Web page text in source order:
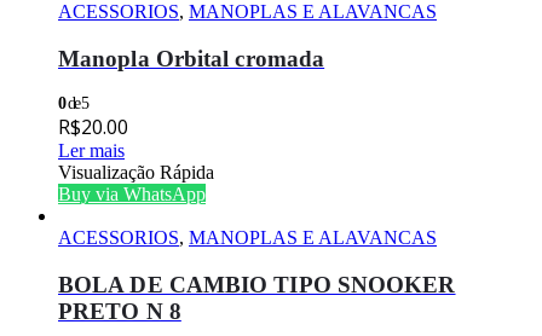
ACESSORIOS, MANOPLAS E ALAVANCAS
Manopla Orbital cromada
0de 5
R$20.00
Ler mais
Visualização Rápida
Buy via WhatsApp
ACESSORIOS, MANOPLAS E ALAVANCAS
BOLA DE CAMBIO TIPO SNOOKER
PRETO N 8